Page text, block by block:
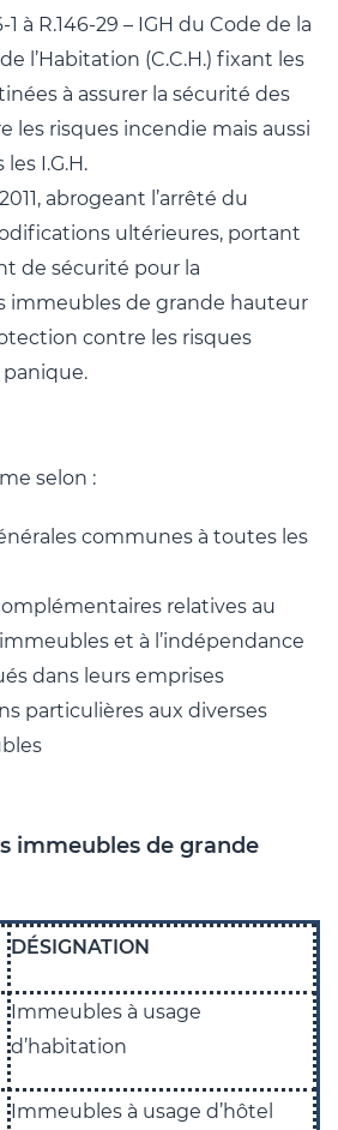
1 à R.146-29 – IGH du Code de la
l’Habitation (C.C.H.) fixant les
à assurer la sécurité des
les risques incendie mais aussi
I.G.H.
abrogeant l’arrêté du
ultérieures, portant
de sécurité pour la
immeubles de grande hauteur
contre les risques
panique.
selon :
communes à toutes les
relatives au
et à l’indépendance
dans leurs emprises
particulières aux diverses
immeubles de grande
DÉSIGNATION
Immeubles à usage
d’habitation
Immeubles à usage d’hôtel